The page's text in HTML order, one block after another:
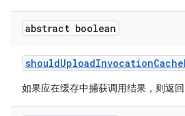
abstract boolean
shouldUploadInvocationCache
如果应在缓存中捕获调用结果，则返回